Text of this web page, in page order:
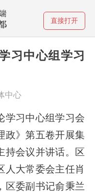
直接打开
习中心组学习
中心
学习中心组学习会
政》第五卷开展集
持会议并讲话。区
人大常委会主任肖
区委副书记俞秉兰